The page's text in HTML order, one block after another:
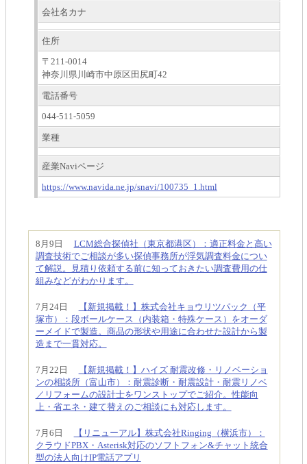
会社名カナ
住所
〒211-0014
神奈川県川崎市中原区田尻町42
電話番号
044-511-5059
業種
産業Naviページ
https://www.navida.ne.jp/snavi/100735_1.html
8月9日 LCM総合探偵社（東京都港区）：適正料金と高い
調査技術でご相談が多い探偵事務所が浮気調査料金につい
て解説。見積り依頼する前に知っておきたい調査費用の仕
組みなどがわかります。
7月24日
【新規掲載！】株式会社キョウリツパック（平
塚市）：段ボールケース（内装箱・特殊ケース）をオーダ
ーメイドで製造。商品の形状や用途に合わせた設計から製
造まで一貫対応。
7月22日
【新規掲載！】ハイズ 耐震改修・リノベーショ
ンの相談所（富山市）：耐震診断・耐震設計・耐震リノベ
／リフォームの設計士をワンストップでご紹介。性能向
上・省エネ・建て替えのご相談にも対応します。
7月6日
【リニューアル】株式会社Ringing（横浜市）：
クラウドPBX・Asterisk対応のソフトフォン&チャット統合
型の法人向けIP電話アプリ